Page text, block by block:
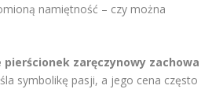
namiętność – czy można
zaręczynowy zachowa
symbolikę pasji, a jego cena często